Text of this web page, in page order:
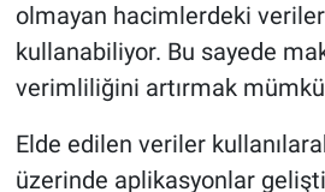
olmayan hacimlerdeki
kullanabiliyor. Bu sayede
verimliliğini artırmak
Elde edilen veriler
üzerinde aplikasyonlar